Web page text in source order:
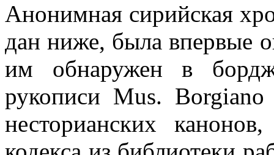
Анонимная сирийская
дан ниже, была впервые
им обнаружен в
рукописи Mus.
несторианских